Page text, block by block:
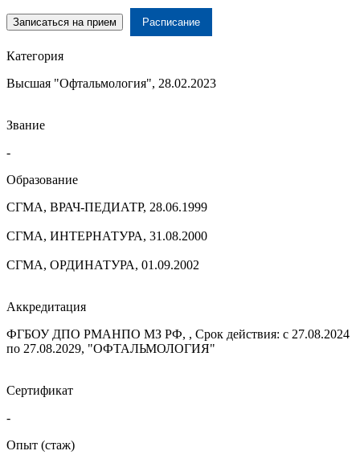
Записаться на прием Расписание
Категория
Высшая "Офтальмология", 28.02.2023
Звание
-
Образование
СГМА, ВРАЧ-ПЕДИАТР, 28.06.1999
СГМА, ИНТЕРНАТУРА, 31.08.2000
СГМА, ОРДИНАТУРА, 01.09.2002
Аккредитация
ФГБОУ ДПО РМАНПО МЗ РФ, , Срок действия: с 27.08.2024
по 27.08.2029, "ОФТАЛЬМОЛОГИЯ"
Сертификат
-
Опыт (стаж)